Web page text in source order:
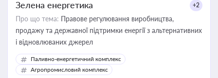
Зелена енергетика +2
Про що тема: Правове регулювання виробництва,
продажу та державної підтримки енергії з альтернативних
і відновлюваних джерел
Паливно-енергетичний комплекс
Агропромисловий комплекс